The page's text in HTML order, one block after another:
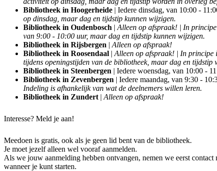
Bibliotheek in Hoogerheide | Iedere dinsdag, van 10:00 -
op dinsdag, maar dag en tijdstip kunnen wijzigen.
Bibliotheek in Oudenbosch | Alleen op afspraak! | In
van 9:00 - 10:00 uur, maar dag en tijdstip kunnen wijzigen.
Bibliotheek in Rijsbergen | Alleen op afspraak!
Bibliotheek in Roosendaal | Alleen op afspraak! | In principe
tijdens openingstijden van de bibliotheek, maar dag en tijdstip
Bibliotheek in Steenbergen | Iedere woensdag, van 10:00 -
Bibliotheek in Zevenbergen | Iedere maandag, van 9:30 -
Indeling is afhankelijk van wat de deelnemers willen leren.
Bibliotheek in Zundert | Alleen op afspraak!
Interesse? Meld je aan!
Meedoen is gratis, ook als je geen lid bent van de bibliotheek.
Je moet jezelf alleen wel vooraf aanmelden.
Als we jouw aanmelding hebben ontvangen, nemen we eerst contact
wanneer je kunt starten.